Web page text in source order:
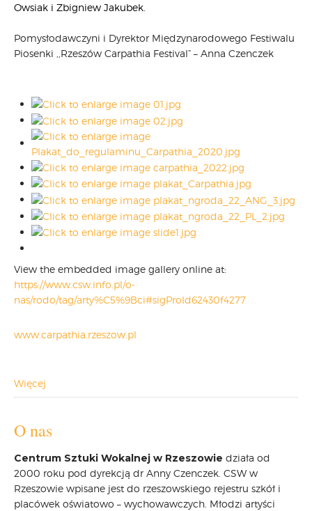
Owsiak i Zbigniew Jakubek.
Pomysłodawczyni i Dyrektor Międzynarodowego Festiwalu
Piosenki ,,Rzeszów Carpathia Festival” – Anna Czenczek
View the embedded image gallery online at:
https://www.csw.info.pl/o-
nas/rodo/tag/arty%C5%9Bci#sigProId62430f4277
www.carpathia.rzeszow.pl
Więcej
O nas
Centrum Sztuki Wokalnej w Rzeszowie działa od
2000 roku pod dyrekcją dr Anny Czenczek. CSW w
Rzeszowie wpisane jest do rzeszowskiego rejestru szkół i
placówek oświatowo – wychowawczych. Młodzi artyści